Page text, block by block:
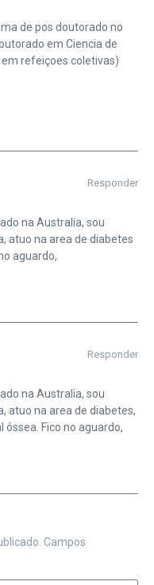
de pos doutorado no
em Ciencia de
refeiçoes coletivas)
Responder
na Australia, sou
atuo na area de diabetes
aguardo,
Responder
na Australia, sou
atuo na area de diabetes,
Fico no aguardo,
Campos